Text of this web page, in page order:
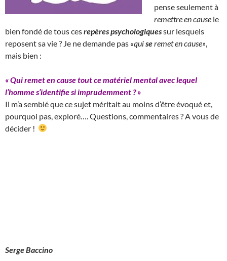
pense seulement à
remettre en cause le
bien fondé de tous cesrepères psychologiquessur lesquels
reposent sa vie ? Je ne demande pas «quiseremet en cause»
mais bien :
« Qui remet en cause tout ce matériel mental avec lequel
l’homme s’identifie si imprudemment ? »
Il m’a semblé que ce sujet méritait au moins d’être évoqué et,
pourquoi pas, exploré…. Questions, commentaires ? A vous de
décider !
Serge Baccino